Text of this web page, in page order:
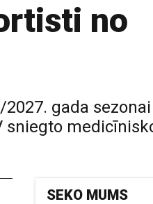
no
gada sezonai
sniegto
SEKO MUMS